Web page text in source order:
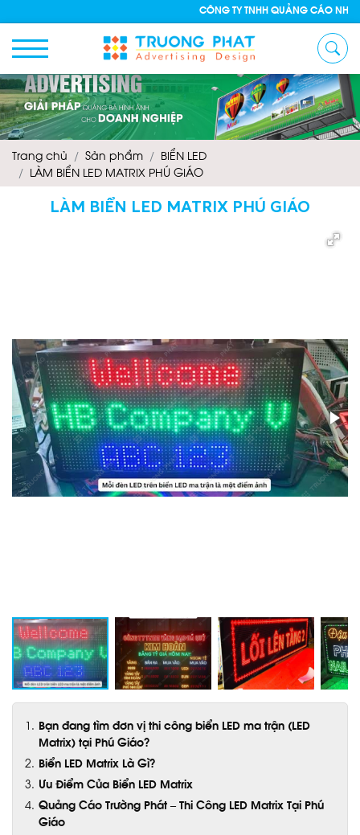
CÔNG TY TNHH QUẢNG CÁO NHÔM KÍNH
Trang chủ Sản phẩm
BIỂN LED
LÀM BIỂN LED MATRIX PHÚ GIÁO
LÀM BIỂN LED MATRIX PHÚ GIÁO
Bạn đang tìm đơn vị thi công biển LED ma trận (LED
Matrix) tại Phú Giáo?
Biển LED Matrix Là Gì?
Ưu Điểm Của Biển LED Matrix
Quảng Cáo Trường Phát – Thi Công LED Matrix Tại Phú
Giáo